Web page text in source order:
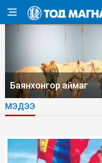
Баянхонгор аймаг
МЭДЭЭ